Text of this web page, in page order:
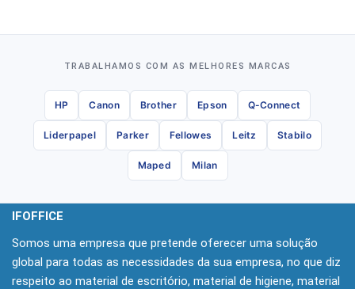
TRABALHAMOS COM AS MELHORES MARCAS
HP Canon Brother Epson Q-Connect
Liderpapel Parker Fellowes Leitz Stabilo
Maped Milan
IFOFFICE
Somos uma empresa que pretende oferecer uma solução
global para todas as necessidades da sua empresa, no que diz
respeito ao material de escritório, material de higiene, material